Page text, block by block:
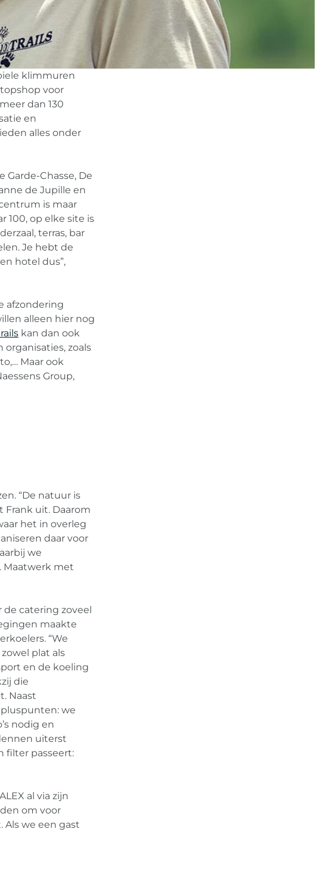
klimmuren
voor
dan 130
en
alles onder
Garde-Chasse, De
de Jupille en
is maar
100, op elke site is
terras, bar
Je hebt de
hotel dus”,
afzondering
alleen hier nog
kan dan ook
zoals
Maar ook
Group,
“De natuur is
Frank uit. Daarom
het in overleg
daar voor
we
Maatwerk met
de catering zoveel
maakte
“We
plat als
en de koeling
die
Naast
we
nodig en
uiterst
filter passeert:
al via zijn
om voor
Als we een gast